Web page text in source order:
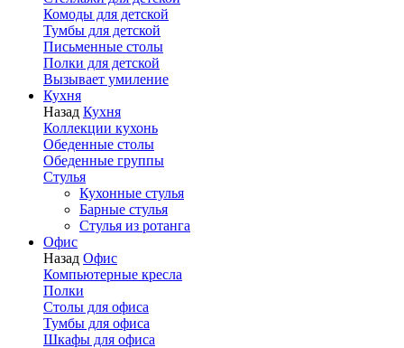
Комоды для детской
Тумбы для детской
Письменные столы
Полки для детской
Вызывает умиление
Кухня
Назад Кухня
Коллекции кухонь
Обеденные столы
Обеденные группы
Стулья
Кухонные стулья
Барные стулья
Стулья из ротанга
Офис
Назад Офис
Компьютерные кресла
Полки
Столы для офиса
Тумбы для офиса
Шкафы для офиса